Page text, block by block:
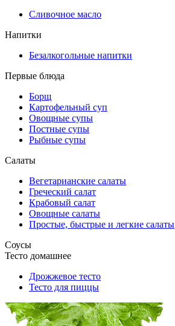
Сливочное масло
Напитки
Безалкогольные напитки
Первые блюда
Борщ
Картофельный суп
Овощные супы
Постные супы
Рыбные супы
Салаты
Вегетарианские салаты
Греческий салат
Крабовый салат
Овощные салаты
Простые, быстрые и легкие салаты
Соусы
Тесто домашнее
Дрожжевое тесто
Тесто для пиццы